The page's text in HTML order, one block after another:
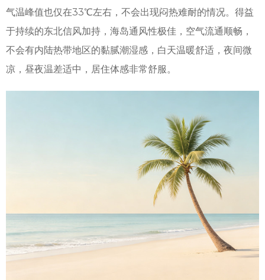
气温峰值也仅在33℃左右，不会出现闷热难耐的情况。得益
于持续的东北信风加持，海岛通风性极佳，空气流通顺畅，
不会有内陆热带地区的黏腻潮湿感，白天温暖舒适，夜间微
凉，昼夜温差适中，居住体感非常舒服。